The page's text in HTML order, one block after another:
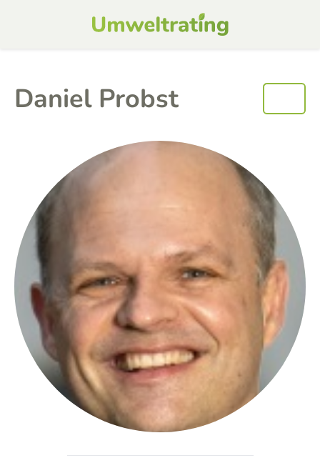
Daniel Probst